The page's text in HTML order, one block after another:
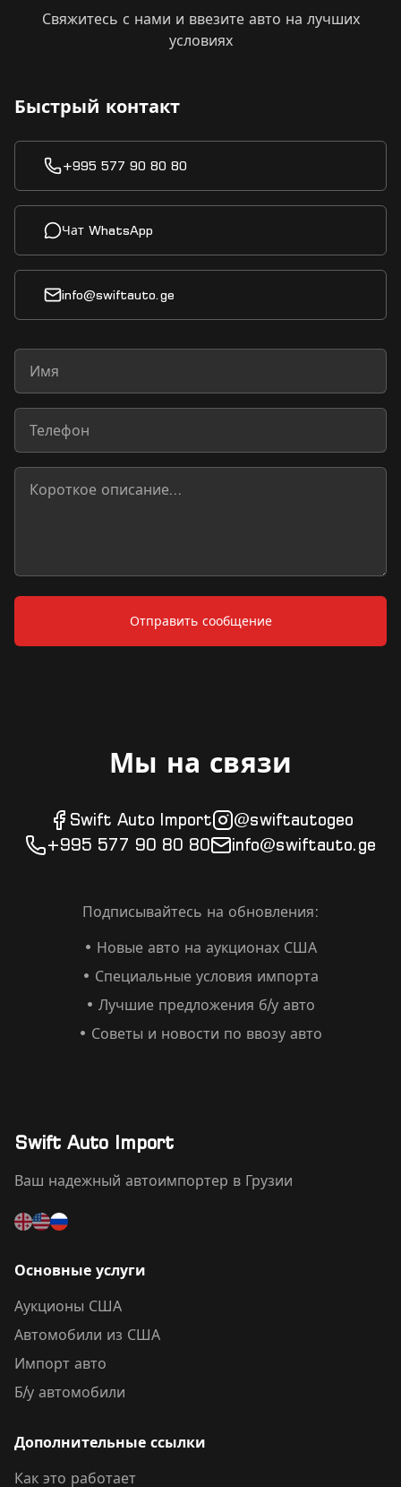
Свяжитесь с нами и ввезите авто на лучших
условиях
Быстрый контакт
+995 577 90 80 80
Чат WhatsApp
info@swiftauto.ge
Отправить сообщение
Мы на связи
Swift Auto Import
@swiftautogeo
+995 577 90 80 80
info@swiftauto.ge
Подписывайтесь на обновления:
• Новые авто на аукционах США
• Специальные условия импорта
• Лучшие предложения б/у авто
• Советы и новости по ввозу авто
Swift Auto Import
Ваш надежный автоимпортер в Грузии
Основные услуги
Аукционы США
Автомобили из США
Импорт авто
Б/у автомобили
Дополнительные ссылки
Как это работает